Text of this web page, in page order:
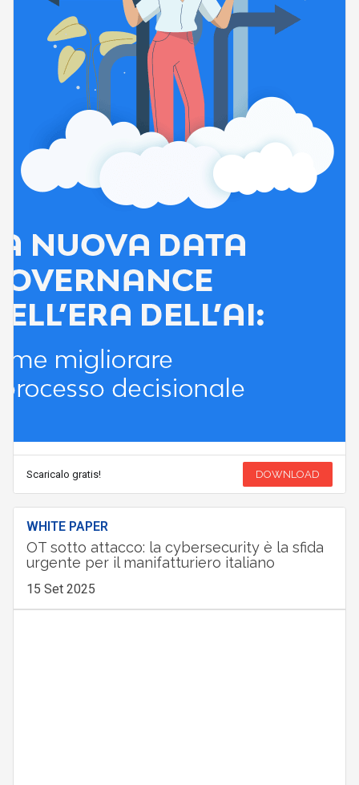
Scaricalo gratis! DOWNLOAD
WHITE PAPER
OT sotto attacco: la cybersecurity è la sfida
urgente per il manifatturiero italiano
15 Set 2025